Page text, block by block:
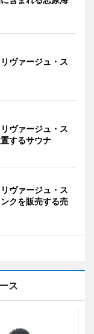
ヴァージュ・ス
ヴァージュ・ス
するサウナ
ヴァージュ・ス
クを販売する売
ス